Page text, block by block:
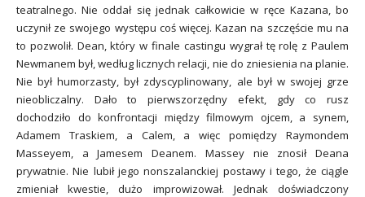
teatralnego. Nie oddał się jednak całkowicie w ręce Kazana, bo
uczynił ze swojego występu coś więcej. Kazan na szczęście mu na
to pozwolił. Dean, który w finale castingu wygrał tę rolę z Paulem
Newmanem był, według licznych relacji, nie do zniesienia na planie.
Nie był humorzasty, był zdyscyplinowany, ale był w swojej grze
nieobliczalny. Dało to pierwszorzędny efekt, gdy co rusz
dochodziło do konfrontacji między filmowym ojcem, a synem,
Adamem Traskiem, a Calem, a więc pomiędzy Raymondem
Masseyem, a Jamesem Deanem. Massey nie znosił Deana
prywatnie. Nie lubił jego nonszalanckiej postawy i tego, że ciągle
zmieniał kwestie, dużo improwizował. Jednak doświadczony